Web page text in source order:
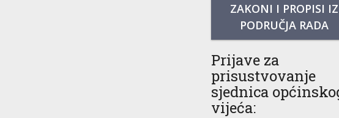
ZAKONI I PROPISI IZ
PODRUČJA RADA
Prijave za
prisustvovanje
sjednica
vijeća: